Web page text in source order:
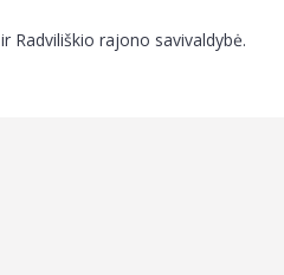
Radviliškio rajono savivaldybė.